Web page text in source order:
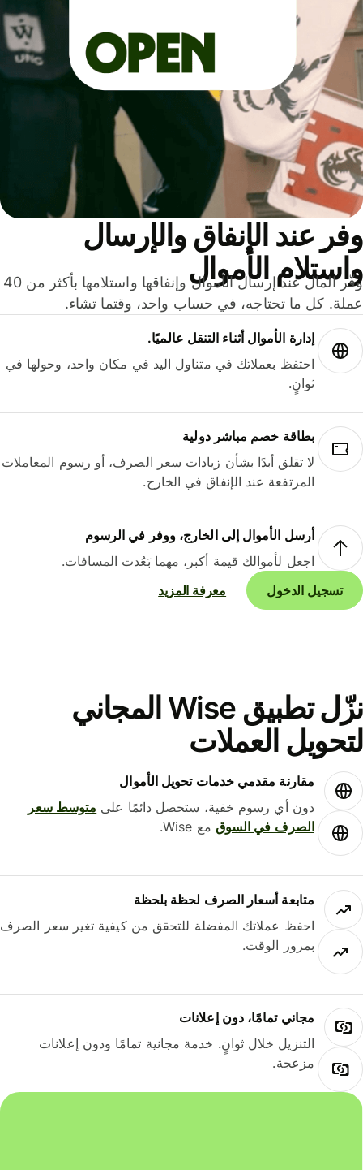
عند الإنفاق والإرسال
الأموال
وفّر المال عند إرسال الأموال وإنفاقها واستلامها بأكثر من 40
كل ما تحتاجه، في حساب واحد، وقتما تشاء.
إدارة الأموال أثناء التنقل عالميًا.
احتفظ بعملاتك في متناول اليد في مكان واحد، وحولها في
ثوانٍ.
بطاقة خصم مباشر دولية
لا تقلق أبدًا بشأن زيادات سعر الصرف، أو رسوم المعاملات
المرتفعة عند الإنفاق في الخارج.
أرسل الأموال إلى الخارج، ووفر في الرسوم
اجعل لأموالك قيمة أكبر، مهما بَعُدت المسافات.
تسجيل الدخول
معرفة المزيد
نزّل تطبيق Wise المجاني
العملات
مقارنة مقدمي خدمات تحويل الأموال
دون أي رسوم خفية، ستحصل دائمًا علىمتوسط ​​سعر
الصرف في السوقمع Wise.
متابعة أسعار الصرف لحظة بلحظة
احفظ عملاتك المفضلة للتحقق من كيفية تغير سعر الصرف
بمرور الوقت.
مجاني تمامًا، دون إعلانات
التنزيل خلال ثوانٍ. خدمة مجانية تمامًا ودون إعلانات
مزعجة.